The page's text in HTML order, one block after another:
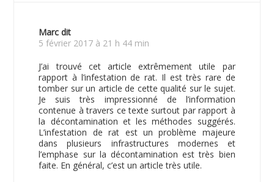
Marc dit
5 février 2017 à 21 h 44 min
J’ai trouvé cet article extrêmement utile par
rapport à l’infestation de rat. Il est très rare de
tomber sur un article de cette qualité sur le sujet.
Je suis très impressionné de l’information
contenue à travers ce texte surtout par rapport à
la décontamination et les méthodes suggérés.
L’infestation de rat est un problème majeure
dans plusieurs infrastructures modernes et
l’emphase sur la décontamination est très bien
faite. En général, c’est un article très utile.